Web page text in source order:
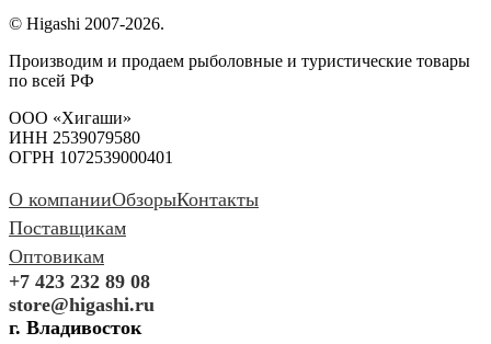
© Higashi 2007-2026.
Производим и продаем рыболовные и туристические товары
по всей РФ
ООО «Хигаши»
ИНН 2539079580
ОГРН 1072539000401
О компанииОбзорыКонтакты
Поставщикам
Оптовикам
+7 423 232 89 08
store@higashi.ru
г. Владивосток